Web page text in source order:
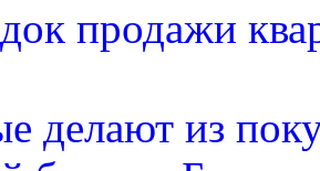
продажи
делают из